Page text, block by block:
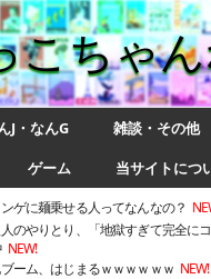
こちゃ
J・なんG 雑談・その他
ゲーム 当サイトにつ
ゲに麺乗せる人ってなんなの？
のやりとり、「地獄すぎて完全に
NEW!
ーム、はじまるｗｗｗｗｗｗ NEW!